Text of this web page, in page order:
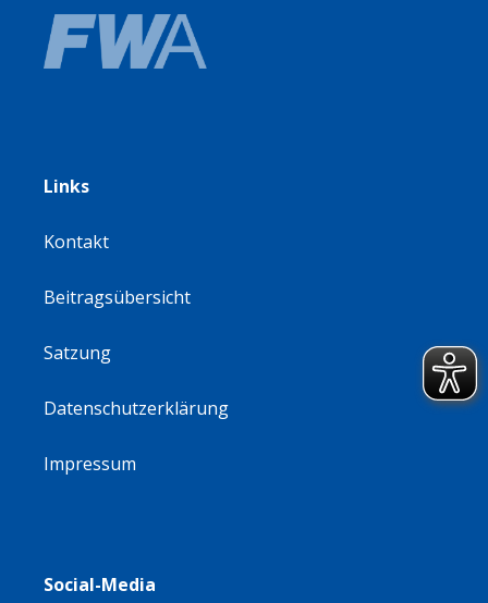
Links
Kontakt
Beitragsübersicht
Satzung
Datenschutzerklärung
Impressum
Social-Media